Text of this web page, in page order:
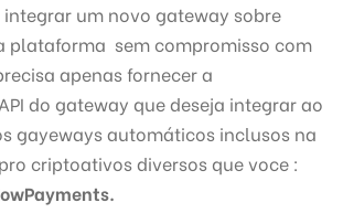
um novo gateway sobre
plataforma sem compromisso com
apenas fornecer a
do gateway que deseja integrar ao
gayeways automáticos inclusos na
criptoativos diversos que voce :